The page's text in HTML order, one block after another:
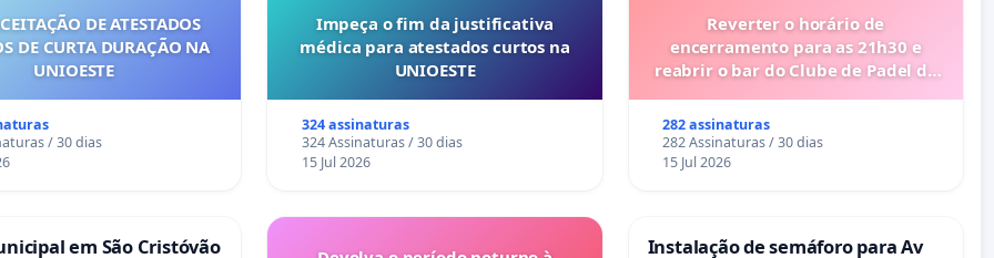
DE ATESTADOS
DE CURTA DURAÇÃO NA
UNIOESTE
/ 30 dias
Impeça o fim da justificativa
médica para atestados curtos na
UNIOESTE
324 assinaturas
324 Assinaturas / 30 dias
15 Jul 2026
Reverter o horário de
encerramento para as 21h30 e
reabrir o bar do Clube de Padel de
282 assinaturas
282 Assinaturas / 30 dias
15 Jul 2026
em São Cristóvão
Instalação de semáforo para Av